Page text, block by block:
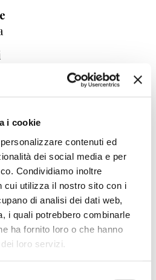
i cookie
contenuti ed
dei social media e per
Condividiamo inoltre
cui utilizza il nostro sito con i
di analisi dei dati web,
i quali potrebbero combinarle
ha fornito loro o che hanno
loro servizi.
1999